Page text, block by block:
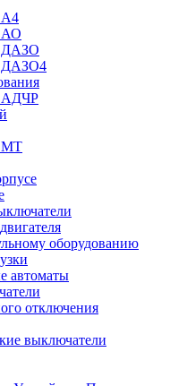
А4
АО
ДАЗО
ДАЗО4
АДЧР
МТ
оборудованию
автоматы
отключения
выключатели